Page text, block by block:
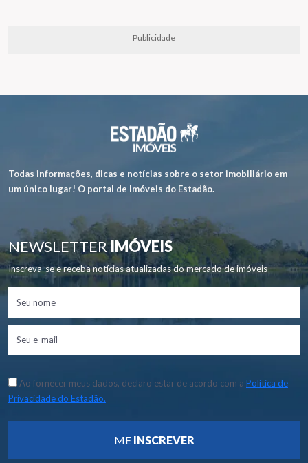
Publicidade
Todas informações, dicas e notícias sobre o setor imobiliário em
um único lugar! O portal de Imóveis do Estadão.
NEWSLETTERIMÓVEIS
Inscreva-se e receba notícias atualizadas do mercado de imóveis
Ao fornecer meus dados, declaro estar de acordo com a Política de
Privacidade do Estadão.
ME INSCREVER